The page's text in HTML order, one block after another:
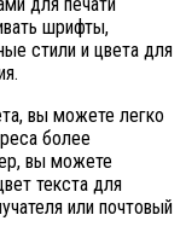
для печати
шрифты,
стили и цвета для
вы можете легко
более
вы можете
текста для
или почтовый